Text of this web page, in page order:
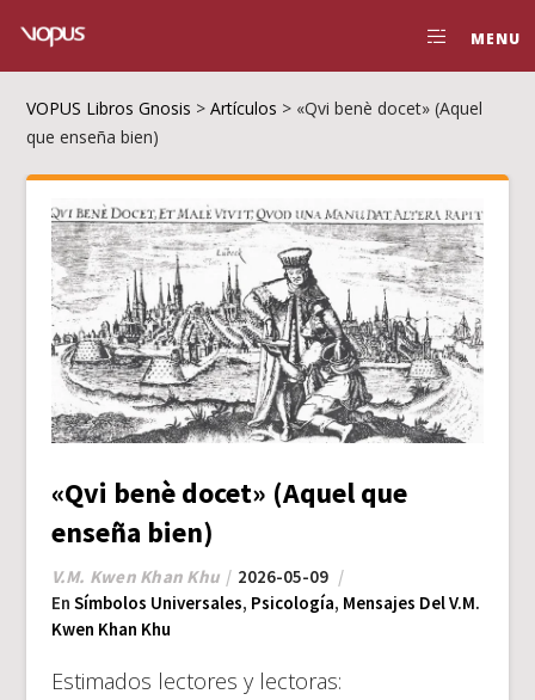
MENU
VOPUS Libros Gnosis >Artículos > «Qvi benè docet» (Aquel
que enseña bien)
«Qvi benè docet» (Aquel que
enseña bien)
V.M. Kwen Khan Khu
2026-05-09
En Símbolos Universales, Psicología, Mensajes Del V.M.
Kwen Khan Khu
Estimados lectores y lectoras: